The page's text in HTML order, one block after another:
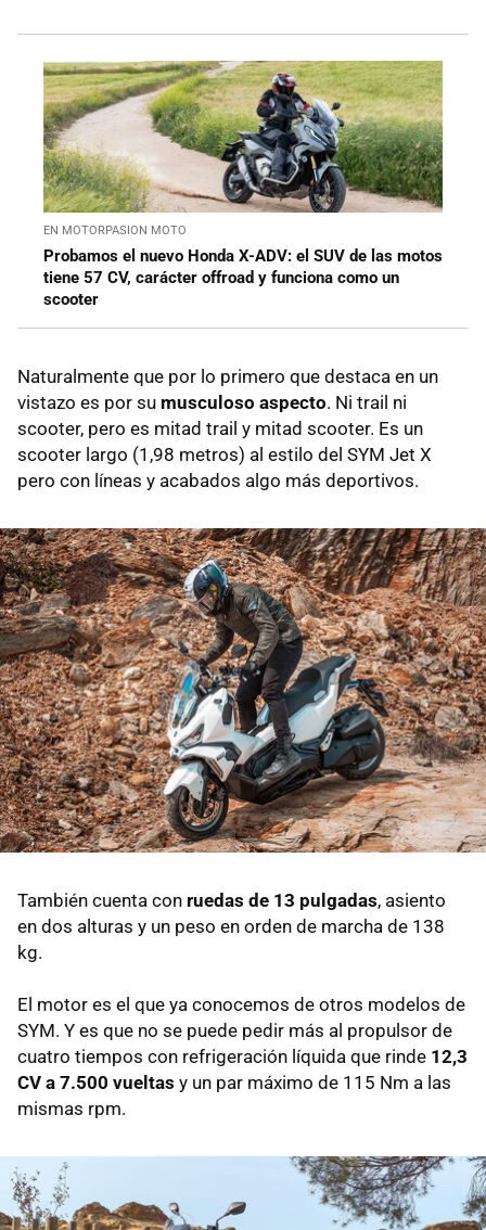
EN MOTORPASION MOTO
Probamos el nuevo Honda X-ADV: el SUV de las motos
tiene 57 CV, carácter offroad y funciona como un
scooter
Naturalmente que por lo primero que destaca en un
vistazo es por su musculoso aspecto. Ni trail ni
scooter, pero es mitad trail y mitad scooter. Es un
scooter largo (1,98 metros) al estilo del SYM Jet X
pero con líneas y acabados algo más deportivos.
También cuenta con ruedas de 13 pulgadas, asiento
en dos alturas y un peso en orden de marcha de 138
kg.
El motor es el que ya conocemos de otros modelos de
SYM. Y es que no se puede pedir más al propulsor de
cuatro tiempos con refrigeración líquida que rinde 12,3
CV a 7.500 vueltas y un par máximo de 115 Nm a las
mismas rpm.